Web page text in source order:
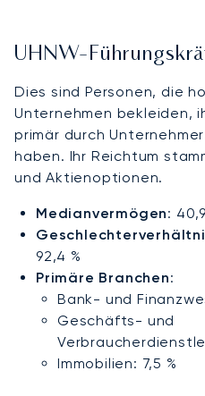
UHNW-
Dies sind Personen, die
Unternehmen bekleiden,
primär durch
haben. Ihr Reichtum
und Aktienoptionen.
Medianvermögen:
92,4 %
Primäre Branchen:
Bank- und
Geschäfts- und
Immobilien: 7,5 %